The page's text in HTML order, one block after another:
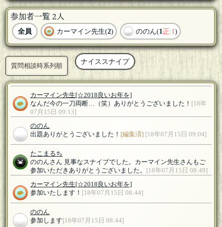
参加者一覧 2人
全員 カーマイン先生(2) ののん(1正:1)
質問相談時系列順
ナイススナイプ
カーマイン先生 [☆2018良いお年を]
なんだ今の一刀両断…（笑）ありがとうございました！ [18年
07月15日 09:13]
ののん
出題ありがとうございました！ [編集済] [18年07月15日 09:04]
たこまるち
ののんさん 見事なスナイプでした。カーマイン先生さんもご
参加いただきありがとうございました。
[18年07月15日 08:49]
カーマイン先生 [☆2018良いお年を]
参加いたします！ [18年07月15日 08:44]
ののん
参加します [18年07月15日 08:44]